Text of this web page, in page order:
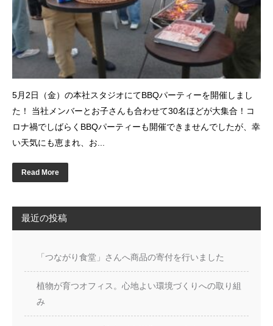
5月2日（金）の本社スタジオにてBBQパーティーを開催しまし
た！ 当社メンバーとお子さんも合わせて30名ほどが大集合！コ
ロナ禍でしばらくBBQパーティーも開催できませんでしたが、幸
い天気にも恵まれ、お...
Read More
最近の投稿
「つながり食堂」さんへ商品の寄付を行いました
植物が育つオフィス。心地よい環境づくりへの取り組
み